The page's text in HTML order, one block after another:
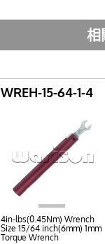
相
WREH-15-64-1-4
4in-lbs(0.45Nm) Wrench
Size 15/64 inch(6mm) 1mm
Torque Wrench